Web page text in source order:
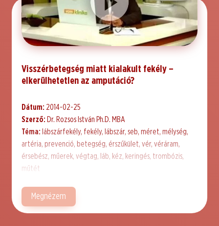
Visszérbetegség miatt kialakult fekély –
elkerülhetetlen az amputáció?
Dátum: 2014-02-25
Szerző: Dr. Rozsos István Ph.D. MBA
Téma: lábszárfekély, fekély, lábszár, seb, méret, mélység,
artéria, prevenció, betegség, érszűkület, vér, véráram,
érsebész, műerek, végtag, láb, kéz, keringés, trombózis,
műtét
Megnézem